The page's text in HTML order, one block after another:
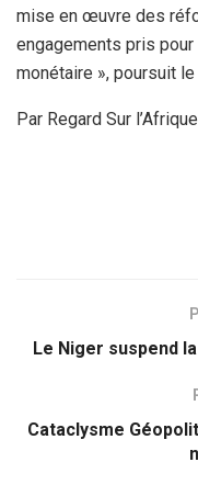
mise en œuvre des
engagements pris
monétaire », poursuit
Par Regard Sur l’Afrique
Le Niger suspend
Cataclysme